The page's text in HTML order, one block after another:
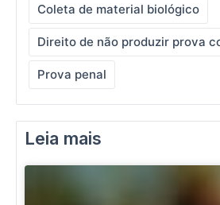
Coleta de material biológico
Direito de não produzir prova
Prova penal
Leia mais